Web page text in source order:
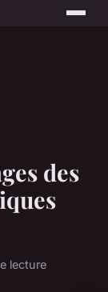
des
lecture